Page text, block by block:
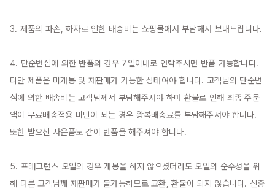
3. 제품의 파손, 하자로 인한 배송비는 쇼핑몰에서 부담해서 보내드립니다.
4. 단순변심에 의한 반품의 경우 7일이내로 연락주시면 반품 가능합니다.
다만 제품은 미개봉 및 재판매가 가능한 상태여야 합니다. 고객님의 단순변
심에 의한 배송비는 고객님께서 부담해주셔야 하며 환불로 인해 최종 주문
액이 무료배송적용 미만이 되는 경우 왕복배송료를 부담해주셔야 합니다.
또한 받으신 사은품도 같이 반품을 해주셔야 합니다.
5. 프래그런스 오일의 경우 개봉을 하지 않으셨더라도 오일의 순수성을 위
해 다른 고객님께 재판매가 불가능하므로 교환, 환불이 되지 않습니다. 신중